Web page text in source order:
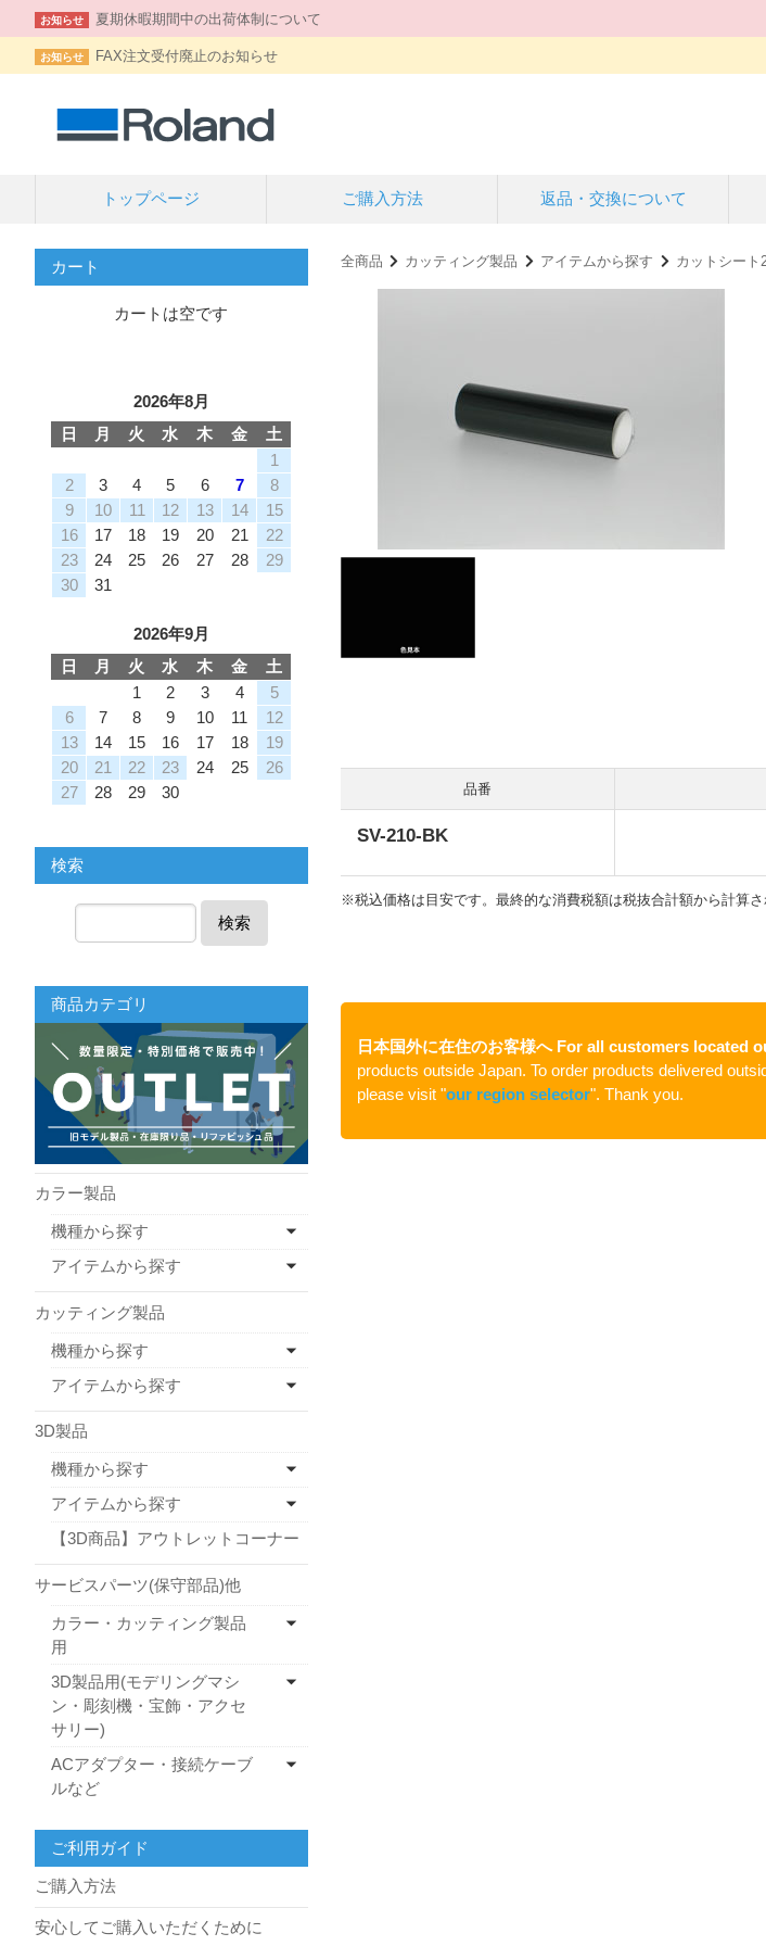
お知らせ 夏期休暇期間中の出荷体制について
お知らせ FAX注文受付廃止のお知らせ
トップページ ご購入方法 返品・交換について
全商品 カッティング製品 アイテムから探す カットシート
SV-210-BK
※税込価格は目安です。最終的な消費税額は税抜合計額から計算さ
日本国外に在住のお客様へ For all customers located
products outside Japan. To order products delivered
please visit "our region selector". Thank you.
カート
カートは空です
2026年8月
日
月 火 水 木 金
土
1
2
3 4 5 6 7
8
9
10 11 12 13 14
15
16
17 18 19 20 21
22
23
24 25 26 27 28
29
30
31
2026年9月
日
月 火 水 木 金
土
1
2 3 4
5
6
7 8 9 10 11
12
13
14 15 16 17 18
19
20
21 22 23 24 25
26
27
28 29 30
検索
検索
商品カテゴリ
カラー製品
機種から探す
アイテムから探す
カッティング製品
機種から探す
アイテムから探す
3D製品
機種から探す
アイテムから探す
【3D商品】アウトレットコーナー
サービスパーツ(保守部品)他
カラー・カッティング製品
用
3D製品用(モデリングマシ
ン・彫刻機・宝飾・アクセ
サリー)
ACアダプター・接続ケーブ
ルなど
ご利用ガイド
ご購入方法
安心してご購入いただくために